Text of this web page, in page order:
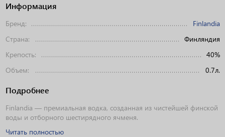
Информация
Бренд:
Finlandia
Страна:
Финляндия
Крепость:
40%
Объем:
0.7л.
Подробнее
Finlandia — премиальная водка, созданная из чистейшей финской
воды и отборного шестирядного ячменя.
Читать полностью